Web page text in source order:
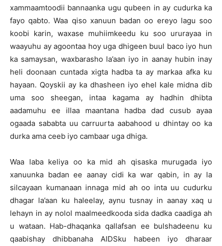
xammaamtoodii bannaanka ugu qubeen in ay cudurka ka
fayo qabto. Waa qiso xanuun badan oo ereyo lagu soo
koobi karin, waxase muhiimkeedu ku soo ururayaa in
waayuhu ay agoontaa hoy uga dhigeen buul baco iyo hun
ka samaysan, waxbarasho la’aan iyo in aanay hubin inay
heli doonaan cuntada xigta hadba ta ay markaa afka ku
hayaan. Qoyskii ay ka dhasheen iyo ehel kale midna dib
uma soo sheegan, intaa kagama ay hadhin dhibta
aadamuhu ee illaa maantana hadba dad cusub ayaa
ogaada sababta uu carruurta aabahood u dhintay oo ka
durka ama ceeb iyo cambaar uga dhiga.
Waa laba keliya oo ka mid ah qisaska murugada iyo
xanuunka badan ee aanay cidi ka war qabin, in ay la
silcayaan kumanaan innaga mid ah oo inta uu cudurku
dhagar la’aan ku haleelay, aynu tusnay in aanay xaq u
lehayn in ay nolol maalmeedkooda sida dadka caadiga ah
u wataan. Hab-dhaqanka qallafsan ee bulshadeenu ku
qaabishay dhibbanaha AIDSku habeen iyo dharaar